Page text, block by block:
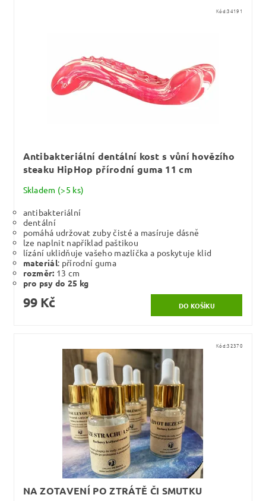
Kód:34191
Antibakteriální dentální kost s vůní hovězího
steaku HipHop přírodní guma 11 cm
Skladem (>5 ks)
antibakteriální
dentální
pomáhá udržovat zuby čisté a masíruje dásně
lze naplnit například paštikou
lízání uklidňuje vašeho mazlíčka a poskytuje klid
materiál: přírodní guma
rozměr: 13 cm
pro psy do 25 kg
99 Kč
Kód:32370
NA ZOTAVENÍ PO ZTRÁTĚ ČI SMUTKU